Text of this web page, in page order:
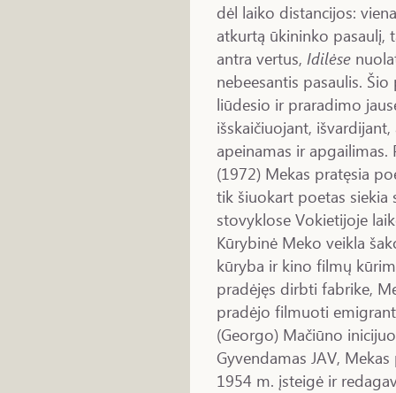
dėl laiko distancijos:
atkurtą ūkininko pasaulį,
antra vertus, Idilėse
nebeesantis pasaulis.
liūdesio ir praradimo
išskaičiuojant,
apeinamas ir
(1972) Mekas pratęsia
tik šiuokart poetas
stovyklose Vokietijoje
Kūrybinė Meko veikla
kūryba ir kino filmų
pradėjęs dirbti fabrike,
pradėjo filmuoti
(Georgo) Mačiūno
Gyvendamas JAV,
1954 m. įsteigė ir